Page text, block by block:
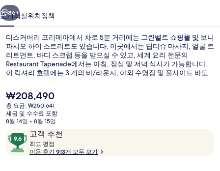
메
아
의
사
진
갤
러
리
다음
86+
소개객실위치정책
디스커버리 프리메아에서 차로 5분 거리에는 그린벨트 쇼핑몰 및 보니
파시오 하이 스트리트도 있습니다. 이곳에서는 딥티슈 마사지, 얼굴 트
리트먼트, 바디 스크럽 등을 받으실 수 있고, 세계 요리 전문의
Restaurant Tapenade에서는 아침, 점심 및 저녁 식사가 가능합니다.
이 럭셔리 호텔에는 3 개의 바/라운지, 야외 수영장 및 풀사이드 바도
쇼핑가에 대단히 만족하셨어요. Ayala 역에서 도보로 15분 거리에 있어
대중 교통편을 이용하기 편리합니다.
현
재
가
격
₩208,490
₩208,490
총 요금: ₩250,641
세금 및 수수료 포함
8월 14일 ~ 8월 15일
이
용
후
고객 추천
10
점
만
최고 평점
고
이용 후기 913개 모두 보기